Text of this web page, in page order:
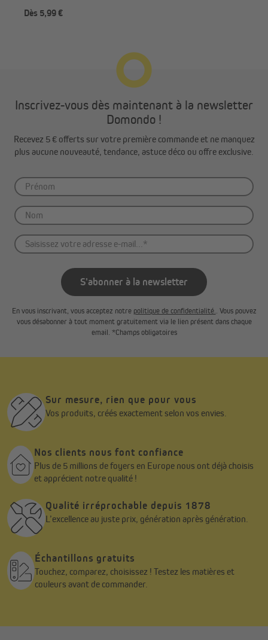
Dès 5,99 €
Inscrivez-vous dès maintenant à la newsletter
Domondo !
Recevez 5 € offerts sur votre première commande et ne manquez
plus aucune nouveauté, tendance, astuce déco ou offre exclusive.
S'abonner à la newsletter
En vous inscrivant, vous acceptez notre politique de confidentialité. . Vous pouvez
vous désabonner à tout moment gratuitement via le lien présent dans chaque
email. *Champs obligatoires
Sur mesure, rien que pour vous
Vos produits, créés exactement selon vos envies.
Nos clients nous font confiance
Plus de 5 millions de foyers en Europe nous ont déjà choisis
et apprécient notre qualité !
Qualité irréprochable depuis 1878
L’excellence au juste prix, génération après génération.
Échantillons gratuits
Touchez, comparez, choisissez ! Testez les matières et
couleurs avant de commander.